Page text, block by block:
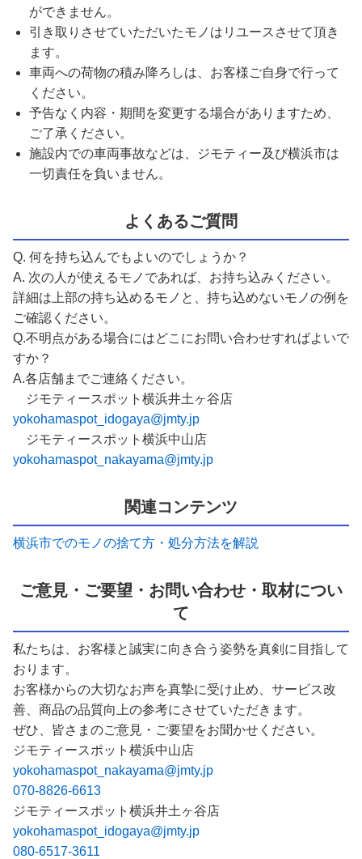
ができません。
引き取りさせていただいたモノはリユースさせて頂き
ます。
車両への荷物の積み降ろしは、お客様ご自身で行って
ください。
予告なく内容・期間を変更する場合がありますため、
ご了承ください。
施設内での車両事故などは、ジモティー及び横浜市は
一切責任を負いません。
よくあるご質問
Q. 何を持ち込んでもよいのでしょうか？
A. 次の人が使えるモノであれば、お持ち込みください。
詳細は上部の持ち込めるモノと、持ち込めないモノの例を
ご確認ください。
Q.不明点がある場合にはどこにお問い合わせすればよいで
すか？
A.各店舗までご連絡ください。
ジモティースポット横浜井土ヶ谷店
yokohamaspot_idogaya@jmty.jp
ジモティースポット横浜中山店
yokohamaspot_nakayama@jmty.jp
関連コンテンツ
横浜市でのモノの捨て方・処分方法を解説
ご意見・ご要望・お問い合わせ・取材につい
て
私たちは、お客様と誠実に向き合う姿勢を真剣に目指して
おります。
お客様からの大切なお声を真摯に受け止め、サービス改
善、商品の品質向上の参考にさせていただきます。
ぜひ、皆さまのご意見・ご要望をお聞かせください。
ジモティースポット横浜中山店
yokohamaspot_nakayama@jmty.jp
070-8826-6613
ジモティースポット横浜井土ヶ谷店
yokohamaspot_idogaya@jmty.jp
080-6517-3611